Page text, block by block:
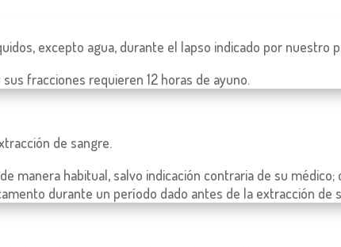
excepto agua, durante el lapso indicado por nuestro
fracciones requieren 12 horas de ayuno.
de sangre.
manera habitual, salvo indicación contraria de su médico;
durante un período dado antes de la extracción de